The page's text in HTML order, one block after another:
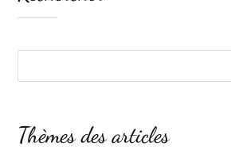
Thèmes des articles